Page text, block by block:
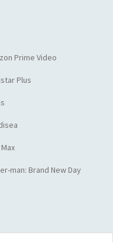
Prime Video
Plus
man: Brand New Day